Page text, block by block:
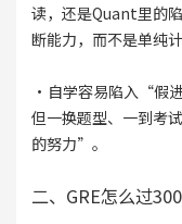
读，还是Quant里的
断能力，而不是单纯计
·自学容易陷入“假
但一换题型、一到考
的努力”。
二、GRE怎么过